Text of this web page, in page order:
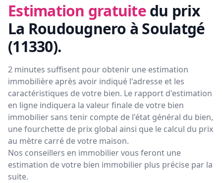
Estimation gratuite du prix
La Roudougnero à Soulatgé
(11330).
2 minutes suffisent pour obtenir une estimation
immobilière après avoir indiqué l'adresse et les
caractéristiques de votre bien. Le rapport d'estimation
en ligne indiquera la valeur finale de votre bien
immobilier sans tenir compte de l'état général du bien,
une fourchette de prix global ainsi que le calcul du prix
au mètre carré de votre maison.
Nos conseillers en immobilier vous feront une
estimation de votre bien immobilier plus précise par la
suite.